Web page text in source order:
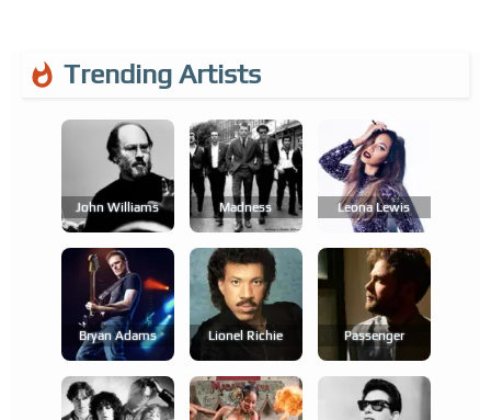
Trending Artists
John Williams Madness Leona Lewis
Bryan Adams Lionel Richie Passenger